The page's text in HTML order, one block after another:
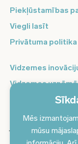
Mēs
mūsu
Piekļūstamības
Viegli lasīt
Privātuma politika
Vidzemes
Vidzemes
Balso Vidzeme
Pierakstieties
jaunumus savā e-